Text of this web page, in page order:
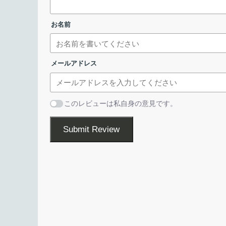
ターネットアプリケーションランタイムです。
2020年12月31日で Flash Player のサポートは終了
常はこのソフトウェアは不要ですが、インストール
XP ～ Windows 7 マシンで、古い Flash ゲームなど
ができます。
Adobe Flash Player のアーカイブ
ダウンロード可能な Adobe Flash Player のアーカ
ファイルの種類（Windows の場合）：
・win.exe/msi： Firefox ベースのブラウザ用
・
winax.exe/msi：Internet Explorer および古
・winpep.exe/msi
お名前
メールアドレス
このレビューは私自身の意見です。
Submit Review